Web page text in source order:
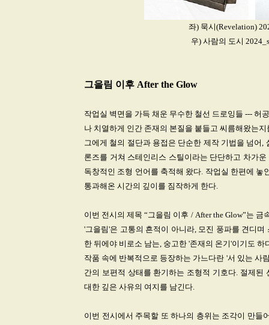
좌) 묵시(Revelation)
우) 사람의 도시
그을림 이후 After the Glow
작업실 벽면을 가득 채운 무수한 철선 드로잉들 --- 허
나 치열하게 인간 존재의 본질을 붙들고 씨름해왔는지
그에게 철의 절단과 용접은 단순한 제작 기법을 넘어
론즈를 거쳐 스테인리스 스틸이라는 단단하고 차가
독창적인 조형 언어를 축적해 왔다. 작업실 한편에
통과해온 시간의 깊이를 짐작하게 한다.
이번 전시의 제목 “그을림 이후 / After the Glow”는
'그을림'은 고통의 흔적이 아니라, 모진 풍파를 견디
한 뒤에야 비로소 남는, 숭고한 '존재의 온기'이기도 하
작품 속에 반복적으로 등장하는 가느다란 '서 있는 사
간의 보편적 상태를 환기하는 조형적 기호다. 절제
대한 깊은 사유의 여지를 남긴다.
이번 전시에서 주목할 또 하나의 층위는 조각이 만들